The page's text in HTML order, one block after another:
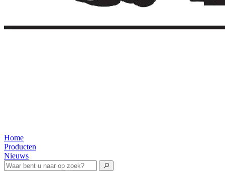
Home
Producten
Nieuws